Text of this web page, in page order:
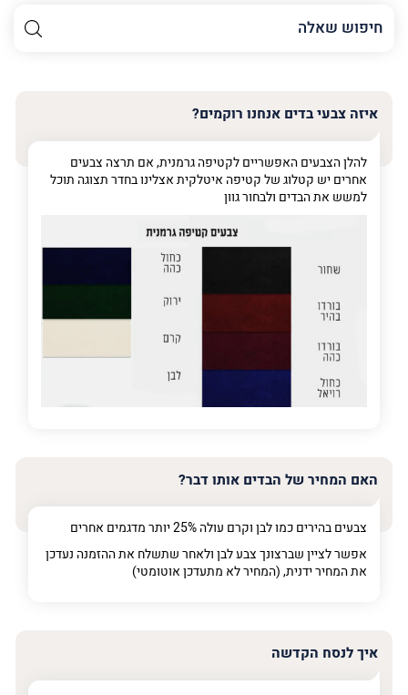
השם
שלך
טלפון (חובה)
פרט על מה מדובר
איזה צבעי בדים אנחנו רוקמים?
להלן הצבעים האפשריים לקטיפה גרמנית, אם תרצה צבעים
אחרים יש קטלוג של קטיפה איטלקית אצלינו בחדר תצוגה תוכל
למשש את הבדים ולבחור גוון
האם המחיר של הבדים אותו דבר?
צבעים בהירים כמו לבן וקרם עולה 25% יותר מדגמים אחרים
אפשר לציין שברצונך צבע לבן ולאחר שתשלח את ההזמנה נעדכן
את המחיר ידנית, (המחיר לא מתעדכן אוטומטי)
איך לנסח הקדשה